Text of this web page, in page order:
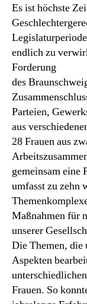
Es ist höchste
Legislaturperiode
endlich zu
Forderung
des
Parteien,
aus
28 Frauen aus
gemeinsam eine
umfasst zu zehn
Maßnahmen für
unserer
Die Themen, die
Aspekten
Frauen. So